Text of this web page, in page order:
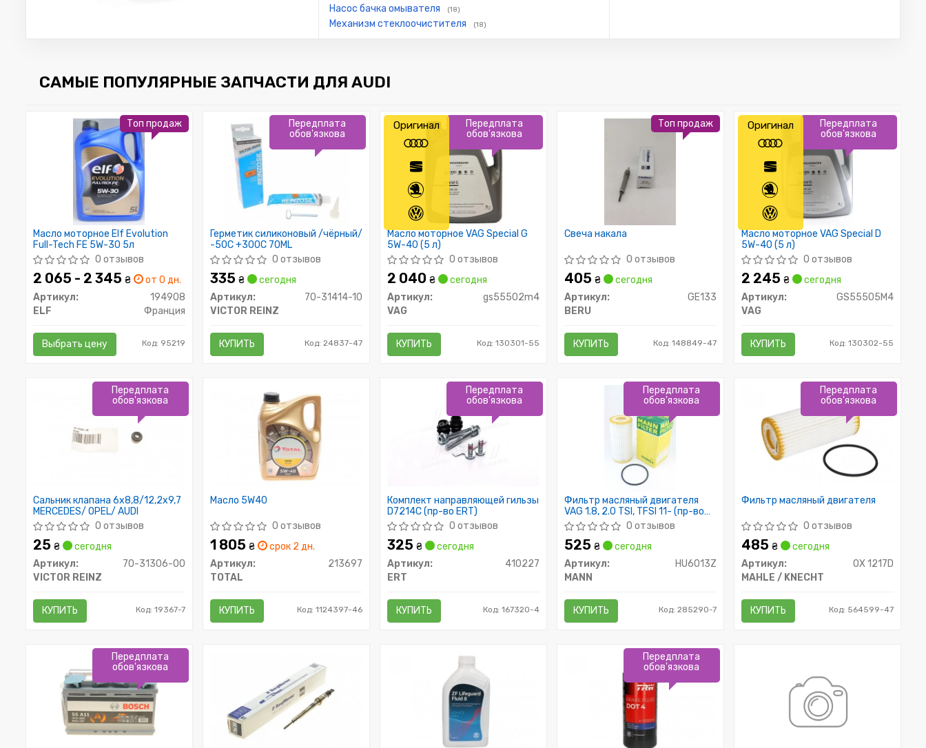
Насос бачка омывателя (18)
Механизм стеклоочистителя (18)
САМЫЕ ПОПУЛЯРНЫЕ ЗАПЧАСТИ ДЛЯ AUDI
Масло моторное Elf Evolution
Full-Tech FE 5W-30 5л
0 отзывов
2 065 - 2 345 ₴
от 0 дн.
Артикул:
194908
ELF
Франция
Выбрать цену Код: 95219
Топ продаж
Герметик силиконовый /чёрный/
-50C +300C 70ML
0 отзывов
335 ₴
сегодня
Артикул:
70-31414-10
VICTOR REINZ
КУПИТЬ Код: 24837-47
Передплата
обов'язкова
Масло моторное VAG Special G
5W-40 (5 л)
0 отзывов
2 040 ₴
сегодня
Артикул:
gs55502m4
VAG
КУПИТЬ Код: 130301-55
Передплата
обов'язкова
Оригинал
Свеча накала
0 отзывов
405 ₴
сегодня
Артикул:
GE133
BERU
КУПИТЬ Код: 148849-47
Топ продаж
Масло моторное VAG Special D
5W-40 (5 л)
0 отзывов
2 245 ₴
сегодня
Артикул:
GS55505M4
VAG
КУПИТЬ Код: 130302-55
Передплата
обов'язкова
Оригинал
Сальник клапана 6x8,8/12,2x9,7
MERCEDES/ OPEL/ AUDI
0 отзывов
25 ₴
сегодня
Артикул:
70-31306-00
VICTOR REINZ
КУПИТЬ Код: 19367-7
Передплата
обов'язкова
Масло 5W40
0 отзывов
1 805 ₴
срок 2 дн.
Артикул:
213697
TOTAL
КУПИТЬ Код: 1124397-46
Комплект направляющей гильзы
D7214C (пр-во ERT)
0 отзывов
325 ₴
сегодня
Артикул:
410227
ERT
КУПИТЬ Код: 167320-4
Передплата
обов'язкова
Фильтр масляный двигателя
VAG 1.8, 2.0 TSI, TFSI 11- (пр-во
MANN)
0 отзывов
525 ₴
сегодня
Артикул:
HU6013Z
MANN
КУПИТЬ Код: 285290-7
Передплата
обов'язкова
Фильтр масляный двигателя
0 отзывов
485 ₴
сегодня
Артикул:
OX 1217D
MAHLE / KNECHT
КУПИТЬ Код: 564599-47
Передплата
обов'язкова
Передплата
обов'язкова
Передплата
обов'язкова